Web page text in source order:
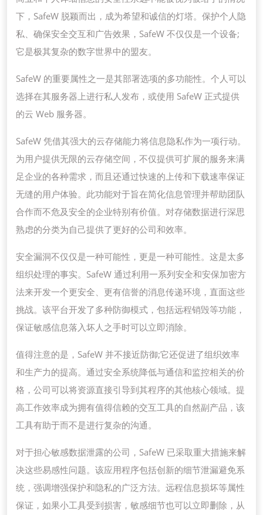
下，SafeW 脱颖而出，成为希望和诚信的灯塔。保护个人隐
私、确保安全交互和广告效果，SafeW 不仅仅是一个设备;
它是极其复杂的数字世界中的盟友。
SafeW 的重要属性之一是其部署选项的多功能性。个人可以
选择在其服务器上进行私人发布，或使用 SafeW 正式提供
的云 Web 服务器。
SafeW 凭借其强大的云存储能力将信息隐私作为一项行动。
为用户提供无限的云存储空间，不仅提供可扩展的服务来满
足企业的各种需求，而且还通过快速的上传和下载速率保证
无缝的用户体验。此功能对于旨在简化信息管理并帮助团队
合作而不危及安全的企业特别有价值。对存储数据进行深思
熟虑的分类为自己提供了更好的公司和效率。
安全漏洞不仅仅是一种可能性，更是一种可能性。这是太多
组织处理的事实。SafeW 通过利用一系列安全和安保加密方
法来开发一个更安全、更有信誉的消息传递环境，直面这些
挑战。该平台开发了多种防御模式，包括远程销毁等功能，
保证敏感信息落入坏人之手时可以立即消除。
值得注意的是，SafeW 并不接近防御;它还促进了组织效率
和生产力的提高。通过安全系统降低与通信和监控相关的价
格，公司可以将资源直接引导到其程序的其他核心领域。提
高工作效率成为拥有值得信赖的交互工具的自然副产品，该
工具有助于而不是进行复杂的沟通。
对于担心敏感数据泄露的公司，SafeW 已采取重大措施来解
决这些易感性问题。该应用程序包括创新的细节泄漏避免系
统，强调增强保护和隐私的广泛方法。远程信息损坏等属性
保证，如果小工具受到损害，敏感细节也可以立即删除，从